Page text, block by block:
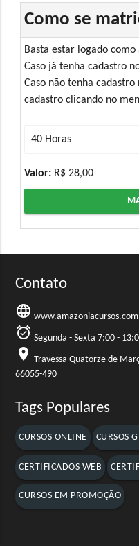
Como se
Basta estar logado como
Caso já tenha cadastro
Caso não tenha
cadastro clicando no
Valor: R$ 28,00
Contato
language
alarm_on Segunda - Sexta 7:00 -
location_on Travessa Quatorze de
66055-490
Tags Populares
CURSOS ONLINE CURSOS
CERTIFICADOS WEB
CURSOS EM PROMOÇÃO